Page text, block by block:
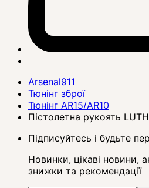
Arsenal911
Тюнінг зброї
Тюнінг AR15/AR10
Пістолетна рукоять
Підписуйтесь і будьте
Новинки, цікаві новини,
знижки та рекомендації